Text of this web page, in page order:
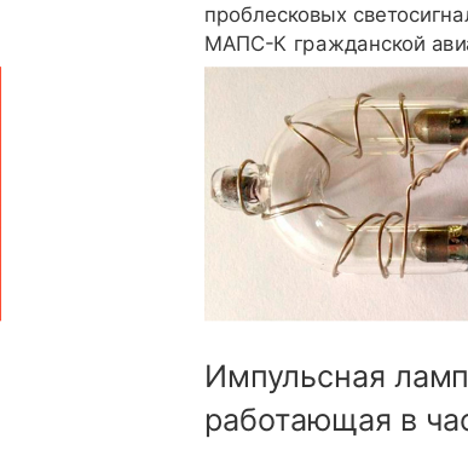
проблесковых
МАПС-К гражданской
Импульсная
работающая в